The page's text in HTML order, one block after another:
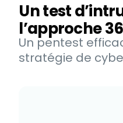
Un test
l’approche
Un pentest
stratégie de